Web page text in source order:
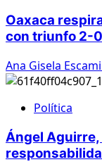
Oaxaca
con triunfo 2-
Ana Gisela
Política
Ángel